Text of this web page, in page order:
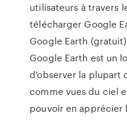
utilisateurs à travers
télécharger Google
Google Earth
Google Earth est un
d'observer la plupart
comme vues du ciel
pouvoir en apprécier